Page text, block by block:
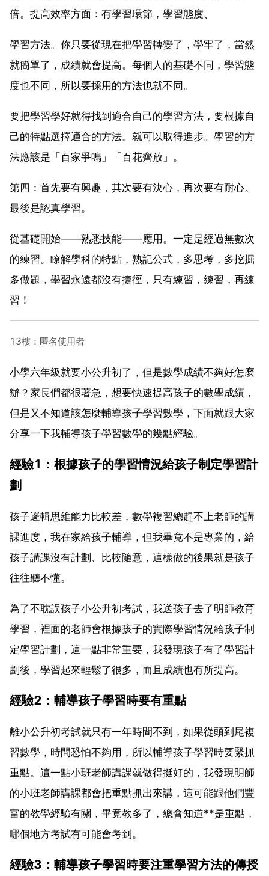
倍。提高效率方面：有學習環節，學習態度、
學習方法。你只要從現在把學習轉變了，學牢了，當然
就簡單了，成績就會提高。每個人的基礎不同，學習態
度也不同，所以要採用的方法也就不同。
要把學習學好就得找到適合自己的學習方法，要根據自
己的特點選擇適合的方法。就可以取得進步。學習的方
法應該是「百家爭鳴」「百花齊放」。
第四：首先要有興趣，其次要有決心，再次要有耐心。
最後是認真學習。
從基礎開始——熟悉技能——應用。一定是經過無數次
的練習。瞭解學科的特點，熟記公式，多思考，多挖掘
多做題，學習永遠都沒有捷徑，只有練習，練習，再練
習！
13樓：匿名使用者
小學六年級就要小公升初了，但是數學成績不夠好怎麼
辦？家長們都很著急，想要快速提高孩子的數學成績，
但是又不知道該怎麼輔導孩子學習數學，下面就跟大家
分享一下我輔導孩子學習數學的幾點經驗。
經驗1：根據孩子的學習情況給孩子制定學習計
劃
孩子邏輯思維能力比較差，數學複習總趕不上老師的講
課進度，我在家給孩子輔導，但我畢竟不是專業的，給
孩子講課沒有計劃、比較隨意，這樣做的後果就是孩子
往往聽不懂。
為了不耽誤孩子小公升初考試，我送孩子去了明師教育
學習，裡面的老師會根據孩子的實際學習情況給孩子制
定學習計劃，這一點非常重要，我發現孩子有了學習計
劃後，學習起來輕鬆了很多，而且成績也有所提高。
經驗2：輔導孩子學習時要有重點
離小公升初考試就只有一年時間不到，如果從頭到尾複
習數學，時間恐怕不夠用，所以輔導孩子學習時要緊抓
重點。這一點小班老師講課就做得挺好的，我發現明師
的小班老師講課都會把重點抓出來講，這可能跟他們豐
富的教學經驗有關，畢竟教多了，總會知道**是重點，
哪個地方考試有可能會考到。
經驗3：輔導孩子學習時要注重學習方法的傳授